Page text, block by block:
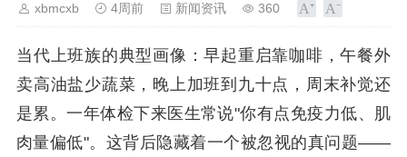
xbmcxb 4周前 新闻资讯 360
当代上班族的典型画像：早起重启靠咖啡，午餐外
卖高油盐少蔬菜，晚上加班到九十点，周末补觉还
是累。一年体检下来医生常说"你有点免疫力低、肌
肉量偏低"。这背后隐藏着一个被忽视的真问题——